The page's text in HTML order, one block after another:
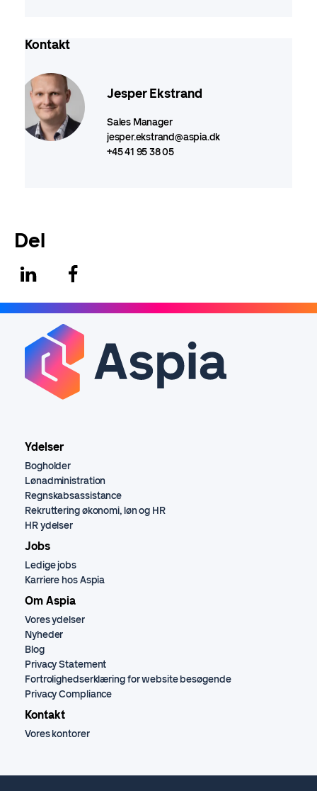
Kontakt
Jesper Ekstrand
Sales Manager
jesper.ekstrand@aspia.dk
+45 41 95 38 05
Del
Ydelser
Bogholder
Lønadministration
Regnskabsassistance
Rekruttering økonomi, løn og HR
HR ydelser
Jobs
Ledige jobs
Karriere hos Aspia
Om Aspia
Vores ydelser
Nyheder
Blog
Privacy Statement
Fortrolighedserklæring for website besøgende
Privacy Compliance
Kontakt
Vores kontorer